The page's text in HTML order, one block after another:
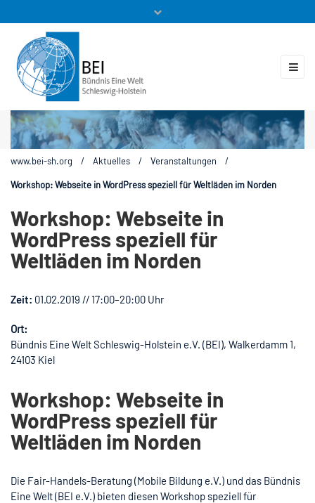
Mitglieder
www.bei-sh.org / Aktuelles / Veranstaltungen /
Workshop: Webseite in WordPress speziell für Weltläden im Norden
Workshop: Webseite in
WordPress speziell für
Weltläden im Norden
Zeit: 01.02.2019 // 17:00–20:00 Uhr
Ort:
Bündnis Eine Welt Schleswig-Holstein e.V. (BEI), Walkerdamm 1,
24103 Kiel
Workshop: Webseite in
WordPress speziell für
Weltläden im Norden
Die Fair-Handels-Beratung (Mobile Bildung e.V.) und das Bündnis
Eine Welt (BEI e.V.) bieten diesen Workshop speziell für